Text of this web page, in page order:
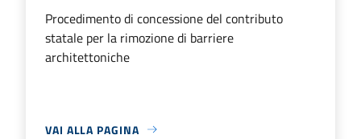
Procedimento di concessione del contributo
statale per la rimozione di barriere
architettoniche
VAI ALLA PAGINA